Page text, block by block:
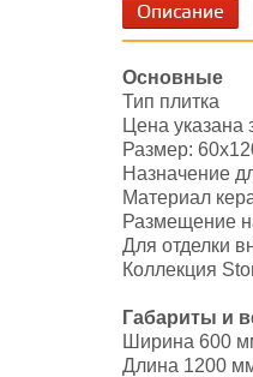
Описание
Основные
Тип плитка
Цена указана
Размер:
Назначение
Материал
Размещение
Для отделки
Коллекция
Габариты и
Ширина 600
Длина 1200